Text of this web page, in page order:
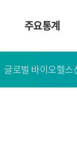
주요통계
글로벌 바이오헬스